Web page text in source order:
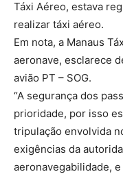
Táxi Aéreo, estava
realizar táxi aéreo.
Em nota, a Manaus
aeronave, esclarece
avião PT – SOG.
“A segurança dos
prioridade, por isso
tripulação envolvida
exigências da
aeronavegabilidade,